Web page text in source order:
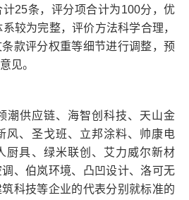
25条，评分项合计为100分，优
较为完整，评价方法科学合理，
款评分权重等细节进行调整，预
见。
供应链、海智创科技、天山金
风、圣戈班、立邦涂料、帅康电
厨具、绿米联创、艾力威尔新材
、伯岚环境、凸凹设计、洛可无
科技等企业的代表分别就标准的